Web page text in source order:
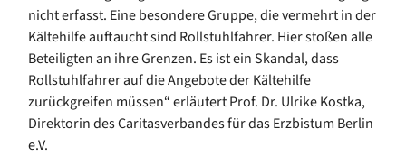
nicht erfasst. Eine besondere Gruppe, die vermehrt in der
Kältehilfe auftaucht sind Rollstuhlfahrer. Hier stoßen alle
Beteiligten an ihre Grenzen. Es ist ein Skandal, dass
Rollstuhlfahrer auf die Angebote der Kältehilfe
zurückgreifen müssen“ erläutert Prof. Dr. Ulrike Kostka,
Direktorin des Caritasverbandes für das Erzbistum Berlin
e.V.